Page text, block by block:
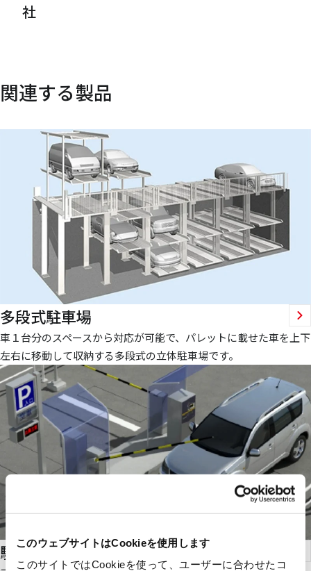
このウェブサイトはCookieを使用します
このサイトではCookieを使って、ユーザーに合わせたコ
社
関連する製品
多段式駐車場
車１台分のスペースから対応が可能で、パレットに載せた車を上下
左右に移動して収納する多段式の立体駐車場です。
駐車管制システム